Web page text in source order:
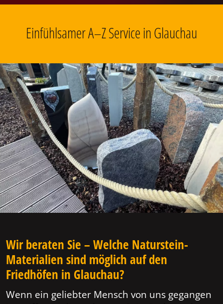
Einfühlsamer A–Z Service in Glauchau
Wir beraten Sie – Welche Naturstein-
Materialien sind möglich auf den
Friedhöfen in Glauchau?
Wenn ein geliebter Mensch von uns gegangen